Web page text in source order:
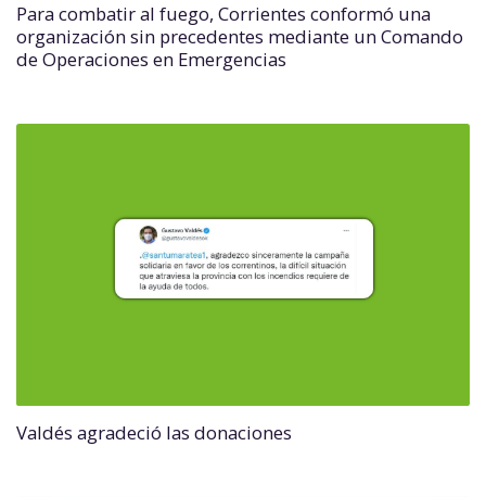
Para combatir al fuego, Corrientes conformó una
organización sin precedentes mediante un Comando
de Operaciones en Emergencias
Valdés agradeció las donaciones